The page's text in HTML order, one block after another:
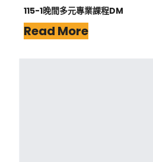
115-1晚間多元專業課程DM
Read More